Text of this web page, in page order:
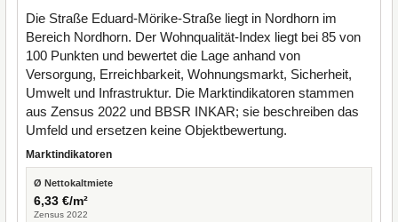
Die Straße Eduard-Mörike-Straße liegt in Nordhorn im
Bereich Nordhorn. Der Wohnqualität-Index liegt bei 85 von
100 Punkten und bewertet die Lage anhand von
Versorgung, Erreichbarkeit, Wohnungsmarkt, Sicherheit,
Umwelt und Infrastruktur. Die Marktindikatoren stammen
aus Zensus 2022 und BBSR INKAR; sie beschreiben das
Umfeld und ersetzen keine Objektbewertung.
Marktindikatoren
Ø Nettokaltmiete
6,33 €/m²
Zensus 2022